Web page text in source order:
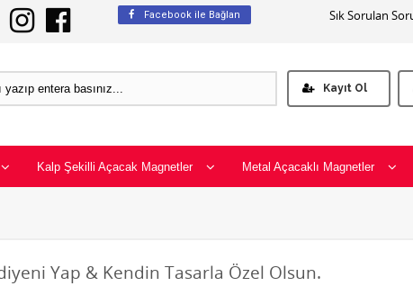
Facebook ile Bağlan Sık Sorulan
Kayıt Ol
Kalp Şekilli Açacak Magnetler Metal Açacaklı Magnetler
Yap & Kendin Tasarla Özel Olsun.